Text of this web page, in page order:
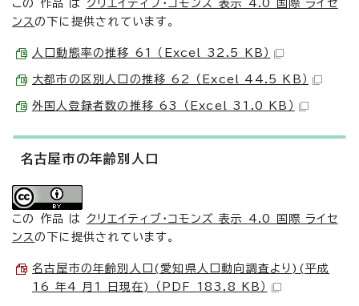
この 作品 は クリエイティブ・コモンズ 表示 4.0 国際 ライセ
ンスの下に提供されています。
人口動態率の推移 61 （Excel 32.5 KB）
大都市の区別人口の推移 62 （Excel 44.5 KB）
外国人登録者数の推移 63 （Excel 31.0 KB）
名古屋市の年齢別人口
この 作品 は クリエイティブ・コモンズ 表示 4.0 国際 ライセ
ンスの下に提供されています。
名古屋市の年齢別人口(愛知県人口動向調査より)(平成
16 年4 月1 日現在) （PDF 183.8 KB）